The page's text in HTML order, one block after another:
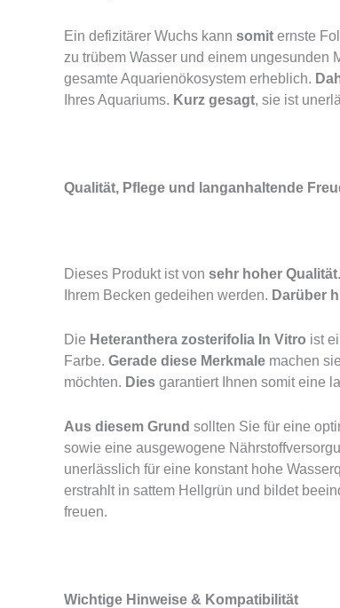
Ein defizitärer Wuchs kann somit ernste
zu trübem Wasser und einem ungesunden
gesamte Aquarienökosystem erheblich.
Ihres Aquariums. Kurz gesagt, sie ist
Qualität, Pflege und langanhaltende
Dieses Produkt ist von sehr hoher Qualität.
Ihrem Becken gedeihen werden. Darüber
Die Heteranthera zosterifolia In Vitro ist
Farbe. Gerade diese Merkmale machen
möchten. Dies garantiert Ihnen somit eine
Aus diesem Grund sollten Sie für eine
sowie eine ausgewogene
unerlässlich für eine konstant hohe
erstrahlt in sattem Hellgrün und bildet
freuen.
Wichtige Hinweise & Kompatibilität